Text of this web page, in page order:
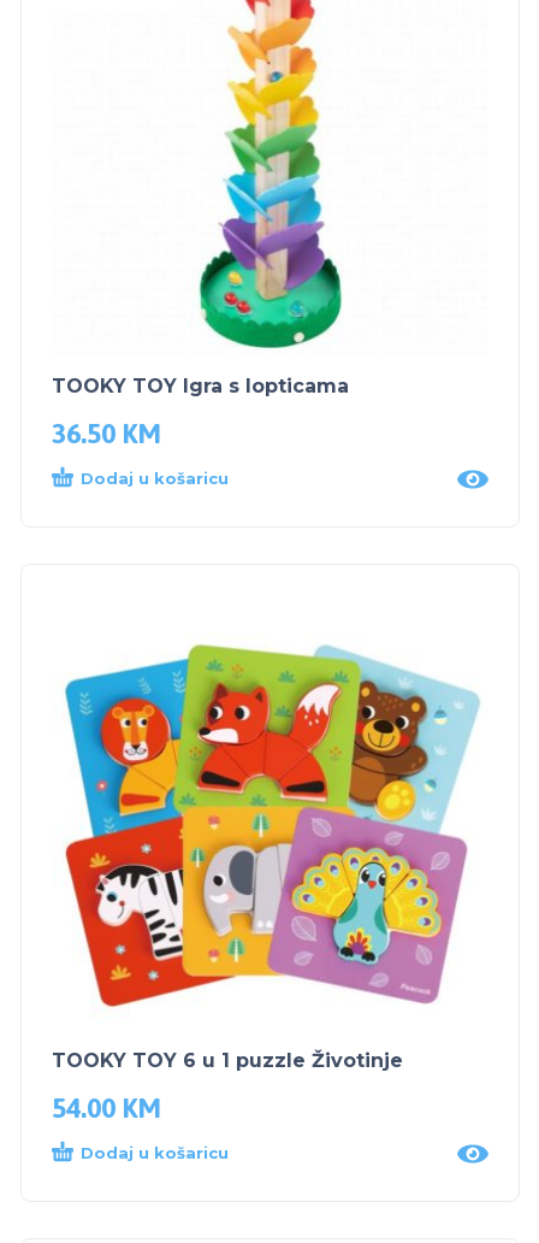
TOOKY TOY Igra s lopticama
36.50 KM
Dodaj u košaricu
TOOKY TOY 6 u 1 puzzle Životinje
54.00 KM
Dodaj u košaricu